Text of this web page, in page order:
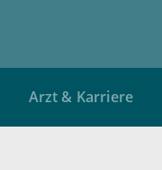
Arzt & Karriere